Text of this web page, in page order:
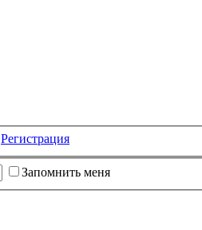
Регистрация
Запомнить меня